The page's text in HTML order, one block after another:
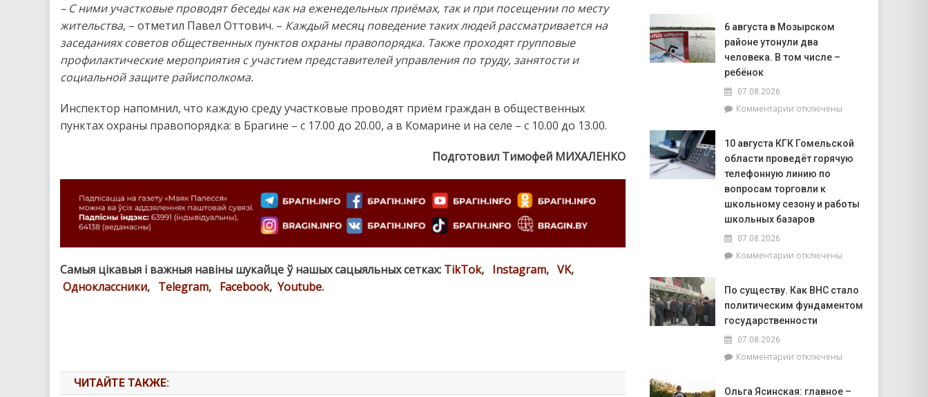
– С ними участковые проводят беседы как на еженедельных приёмах, так и при посещении по месту
жительства, – отметил Павел Оттович. – Каждый месяц поведение таких людей рассматривается на
заседаниях советов общественных пунктов охраны правопорядка. Также проходят групповые
профилактические мероприятия с участием представителей управления по труду, занятости и
социальной защите райисполкома.
Инспектор напомнил, что каждую среду участковые проводят приём граждан в общественных
пунктах охраны правопорядка: в Брагине – с 17.00 до 20.00, а в Комарине и на селе – с 10.00 до 13.00.
Подготовил Тимофей МИХАЛЕНКО
Самыя цікавыя і важныя навіны шукайце ў нашых сацыяльных сетках: TikTok, Instagram, VK,
Одноклассники, Telegram, Facebook, Youtube.
ЧИТАЙТЕ ТАКЖЕ:
с
населением
Брагинском
РОЧС
рассказали,
года
зафиксировано
673
возгорания
в
природных
6 августа в Мозырском
районе утонули два
человека. В том числе –
ребёнок
07.08.2026
Комментариик
августа
в
Мозырском
районе
утонули
человека.
том
ребёнок
отключены
10 августа КГК Гомельской
области проведёт горячую
телефонную линию по
вопросам торговли к
школьному сезону и работы
школьных базаров
07.08.2026
Комментариик
августа
КГК
Гомельской
горячую
отключены
По существу. Как ВНС стало
политическим фундаментом
государственности
07.08.2026
Комментариикотключены
Ольга Ясинская: главное –